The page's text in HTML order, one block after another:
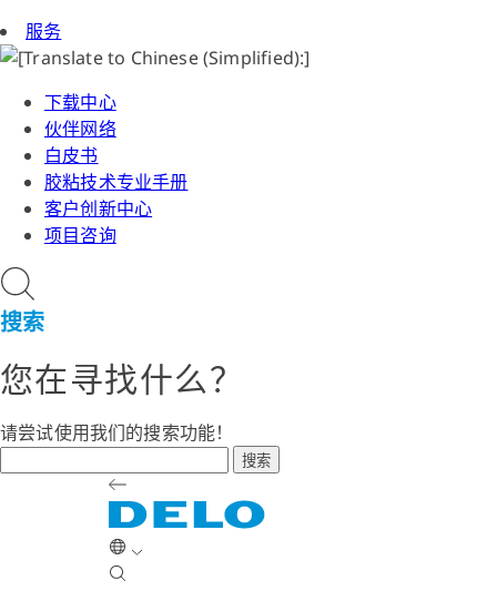
服务
下载中心
伙伴网络
白皮书
胶粘技术专业手册
客户创新中心
项目咨询
搜索
您在寻找什么？
请尝试使用我们的搜索功能！
搜索